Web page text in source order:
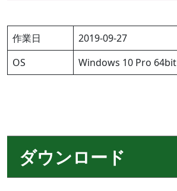
作業日
2019-09-27
OS
Windows 10 Pro 64bit
ダウンロード